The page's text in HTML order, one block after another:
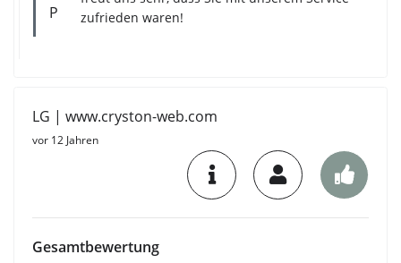
zufrieden waren!
LG | www.cryston-web.com
vor 12 Jahren
Gesamtbewertung